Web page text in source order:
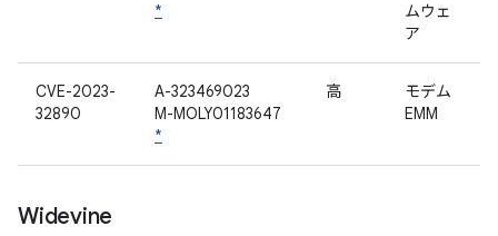
*
ムウェ
ア
CVE-2023-
32890
A-323469023
M-MOLY01183647
*
高
モデム
EMM
Widevine